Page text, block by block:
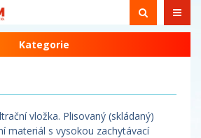
Kategorie
vložka. Plisovaný (skládaný)
materiál s vysokou zachytávací